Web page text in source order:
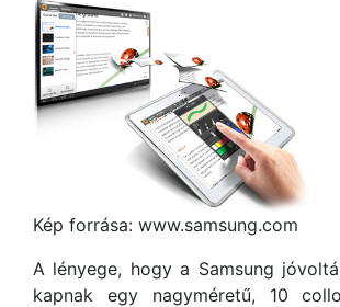
Kép forrása: www.samsung.com
A lényege, hogy a Samsung
kapnak egy nagyméretű, 10